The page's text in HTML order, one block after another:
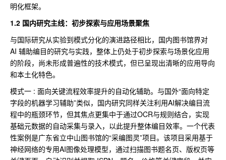
明化框架。
1.2 国内研究主线：初步探索与应用场景聚焦
与国际研究从实验到模式分化的演进路径相比，国内图书馆界对
AI 辅助编目的研究与实践，整体上仍处于初步探索与场景化应用
的阶段，尚未形成普遍性的技术模式，但已呈现出清晰的应用导向
和本土化特色。
模式一 : 面向关键流程效率提升的自动化辅助。与国外“面向特定
字段的机器学习辅助”类似，国内研究同样关注利用AI解决编目流
程中的瓶颈环节，但其焦点更集中于通过OCR与规则结合，实现
基础元数据的自动采集与录入，以此提升整体编目效率。一个代表
性案例是广东省立中山图书馆的“采编图灵”项目。该项目采用基于
神经网络的专用AI图像处理模型，通过扫描图书题名页、版权页等